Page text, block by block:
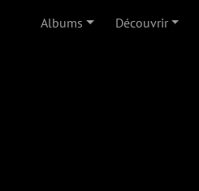
Albums Découvrir